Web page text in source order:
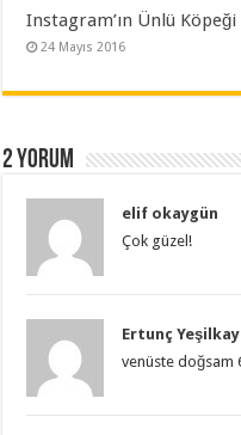
Instagram’ın Ünlü Köpeği
24 Mayıs 2016
2 yorum
elif okaygün
Çok güzel!
Ertunç
venüste doğsam